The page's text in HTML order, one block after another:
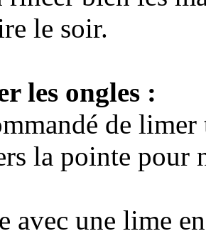
le soir.
les ongles :
de
la pointe pour
avec une lime